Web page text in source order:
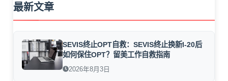
最新文章
SEVIS终止OPT自救：SEVIS终止换新I-20后
如何保住OPT？留美工作自救指南
2026年8月3日